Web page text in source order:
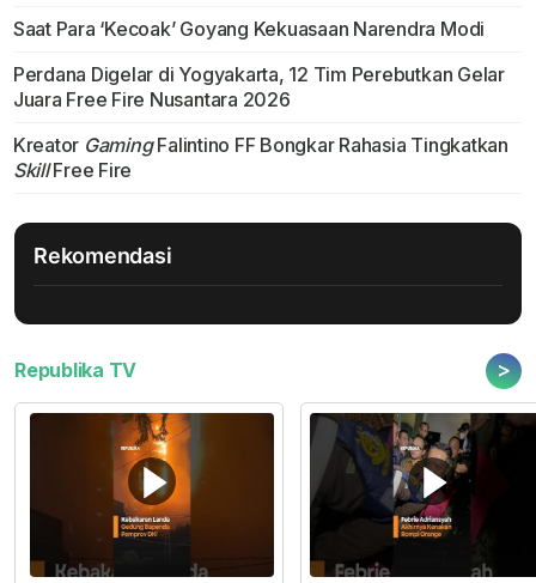
Saat Para ‘Kecoak’ Goyang Kekuasaan Narendra Modi
Perdana Digelar di Yogyakarta, 12 Tim Perebutkan Gelar
Juara Free Fire Nusantara 2026
Kreator GamingFalintino FF Bongkar Rahasia Tingkatkan
SkillFree Fire
Rekomendasi
Republika TV >